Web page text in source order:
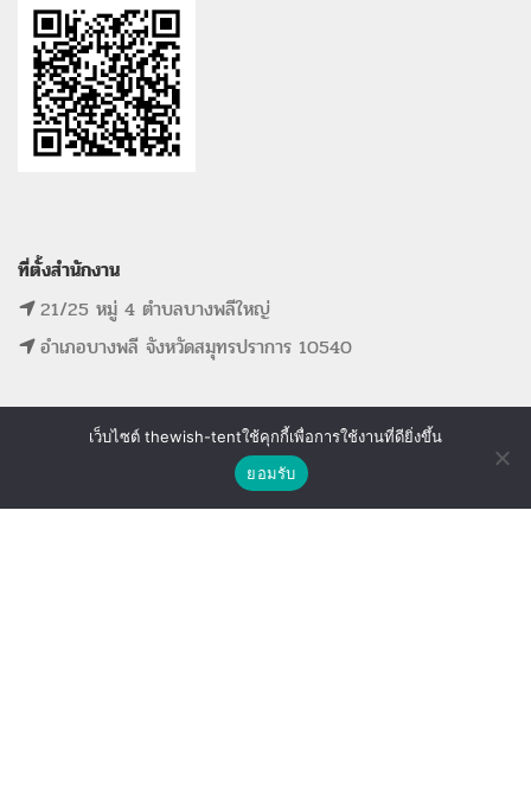
ที่ตั้งสำนักงาน
21/25 หมู่ 4 ตำบลบางพลีใหญ่
อำเภอบางพลี จังหวัดสมุทรปราการ 10540
หน้าแรก
SUPPORT LINK
ดูรายการที่ขอใบเสนอราคา
เว็บไซต์ thewish-tentใช้คุกกี้เพื่อการใช้งานที่ดียิ่งขึ้น
ยอมรับ
ติดต่อเรา